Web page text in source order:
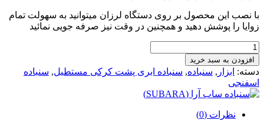
با نصب این محصول بر روی دستگاه لرزان میتوانید به سهولت تمام
زوایا را پوشش دهید و همچنین در وقت نیز صرفه جویی نمائید
سنباده
فلکسی
فوم
150
subara
عدد
افزودن به سبد خرید
دسته: ابزار , سنباده, سنباده ابری پشت کرکی مستطیل, سنباده
اسفنجی
نظرات (0)